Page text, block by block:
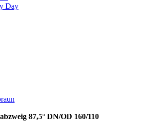
Day
87,5° DN/OD 160/110